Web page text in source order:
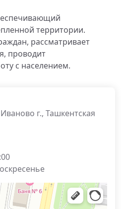
территории.
рассматривает
проводит
с населением.
г., Ташкентская